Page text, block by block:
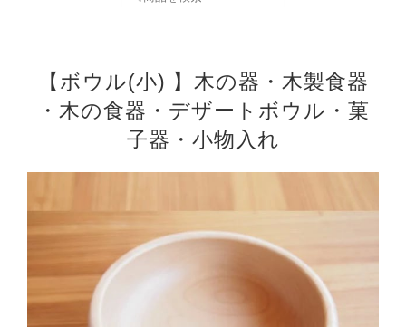
【ボウル(小) 】木の器・木製食器
・木の食器・デザートボウル・菓
子器・小物入れ